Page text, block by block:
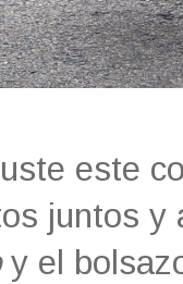
este
juntos
y el